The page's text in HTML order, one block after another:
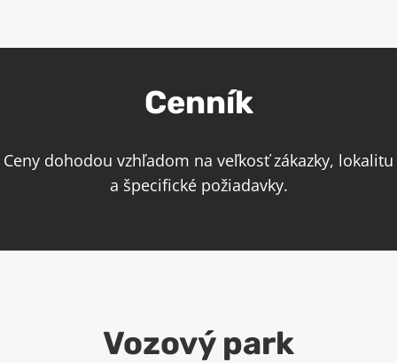
Cenník
Ceny dohodou vzhľadom na veľkosť zákazky, lokalitu
a špecifické požiadavky.
Vozový park